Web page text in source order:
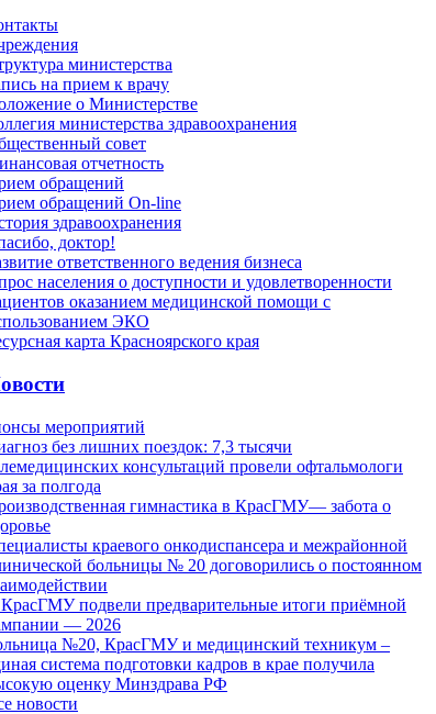
министерства
на прием к врачу
о Министерстве
министерства здравоохранения
совет
отчетность
обращений
обращений On-line
здравоохранения
доктор!
ответственного ведения бизнеса
населения о доступности и удовлетворенности
оказанием медицинской помощи с
ЭКО
карта Красноярского края
мероприятий
без лишних поездок: 7,3 тысячи
консультаций провели офтальмологи
за полгода
гимнастика в КрасГМУ— забота о
краевого онкодиспансера и межрайонной
больницы № 20 договорились о постоянном
подвели предварительные итоги приёмной
— 2026
№20, КрасГМУ и медицинский техникум –
система подготовки кадров в крае получила
оценку Минздрава РФ
новости